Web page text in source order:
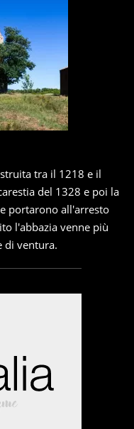
tra il 1218 e il
del 1328 e poi la
portarono all'arresto
l'abbazia venne più
di ventura.